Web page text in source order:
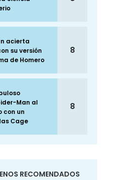
acierta
su versión
de Homero
8
Man al
con un
Cage
8
RECOMENDADOS